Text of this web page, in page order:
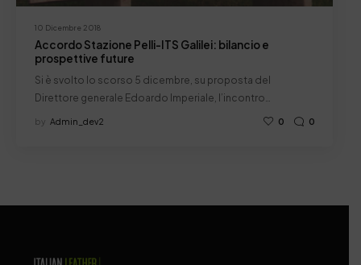
10 Dicembre 2018
Accordo Stazione Pelli-ITS Galilei: bilancio e
prospettive future
Si è svolto lo scorso 5 dicembre, su proposta del
Direttore generale Edoardo Imperiale, l’incontro…
by Admin_dev2 0 0